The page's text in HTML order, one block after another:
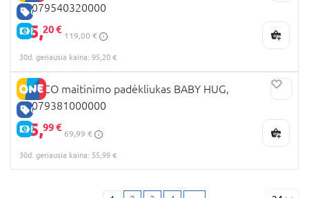
GERA KAINA
E-KAINA
07079540320000
95,20 €
119,00 €
30d. geriausia kaina: 95,20 €
GERA KAINA
E-KAINA
CHICCO maitinimo padėkliukas BABY HUG,
06079381000000
55,99 €
69,99 €
30d. geriausia kaina: 55,99 €